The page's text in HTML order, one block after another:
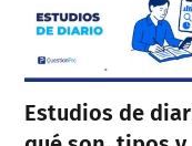
Estudios de